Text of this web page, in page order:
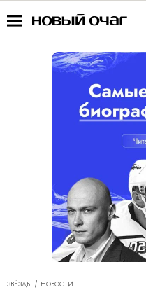
ЗВЁЗДЫ
НОВОСТИ